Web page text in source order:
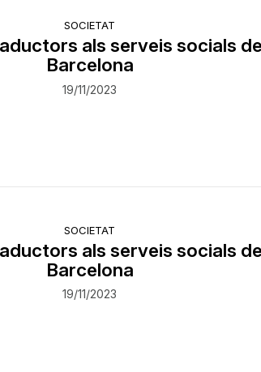
SOCIETAT
als serveis socials
Barcelona
19/11/2023
SOCIETAT
als serveis socials
Barcelona
19/11/2023